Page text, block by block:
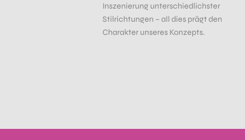
Inszenierung unterschiedlichster
Stilrichtungen – all dies prägt den
Charakter unseres Konzepts.